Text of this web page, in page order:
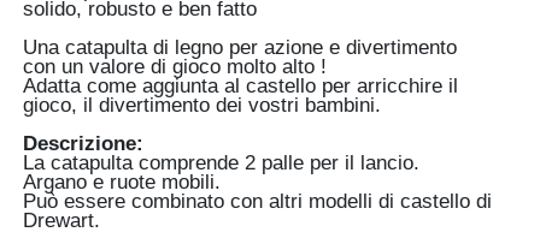
solido, robusto e ben fatto
Una catapulta di legno per azione e divertimento
con un valore di gioco molto alto !
Adatta come aggiunta al castello per arricchire il
gioco, il divertimento dei vostri bambini.
Descrizione:
La catapulta comprende 2 palle per il lancio.
Argano e ruote mobili.
Può essere combinato con altri modelli di castello di
Drewart.